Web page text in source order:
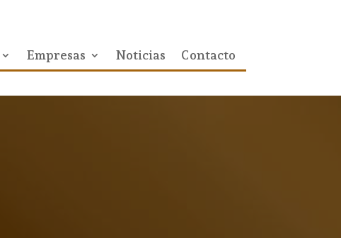
Empresas Noticias Contacto